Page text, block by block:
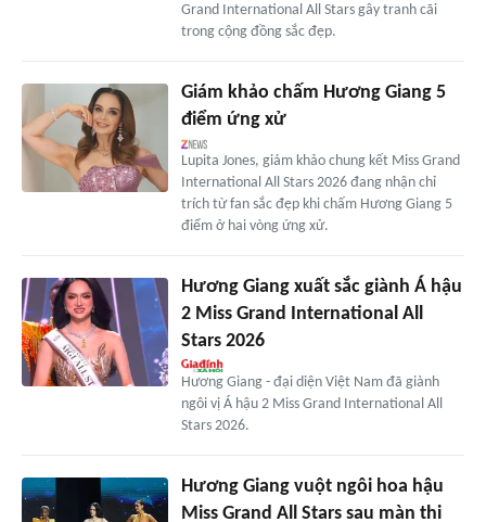
Grand International All Stars gây tranh cãi
trong cộng đồng sắc đẹp.
Giám khảo chấm Hương Giang 5
điểm ứng xử
Lupita Jones, giám khảo chung kết Miss Grand
International All Stars 2026 đang nhận chỉ
trích từ fan sắc đẹp khi chấm Hương Giang 5
điểm ở hai vòng ứng xử.
Hương Giang xuất sắc giành Á hậu
2 Miss Grand International All
Stars 2026
Hương Giang - đại diện Việt Nam đã giành
ngôi vị Á hậu 2 Miss Grand International All
Stars 2026.
Hương Giang vuột ngôi hoa hậu
Miss Grand All Stars sau màn thi